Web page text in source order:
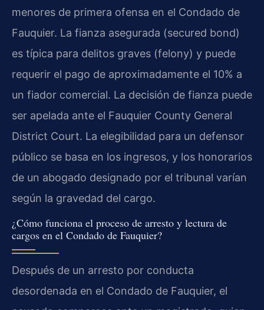
menores de primera ofensa en el Condado de
Fauquier. La fianza asegurada (secured bond)
es típica para delitos graves (felony) y puede
requerir el pago de aproximadamente el 10% a
un fiador comercial. La decisión de fianza puede
ser apelada ante el Fauquier County General
District Court. La elegibilidad para un defensor
público se basa en los ingresos, y los honorarios
de un abogado designado por el tribunal varían
según la gravedad del cargo.
¿Cómo funciona el proceso de arresto y lectura de
cargos en el Condado de Fauquier?
Después de un arresto por conducta
desordenada en el Condado de Fauquier, el